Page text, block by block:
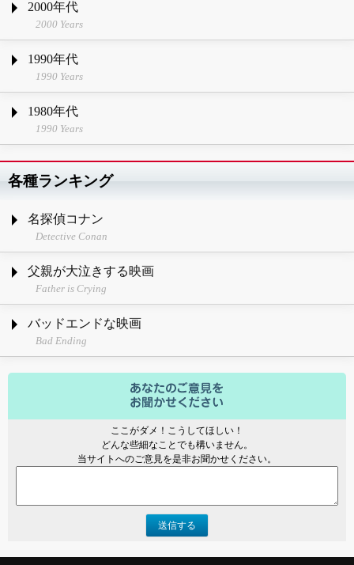
2000年代
2000 Years
1990年代
1990 Years
1980年代
1990 Years
各種ランキング
名探偵コナン
Detective Conan
父親が大泣きする映画
Father is Crying
バッドエンドな映画
Bad Ending
ここがダメ！こうしてほしい！
どんな些細なことでも構いません。
当サイトへのご意見を是非お聞かせください。
送信する